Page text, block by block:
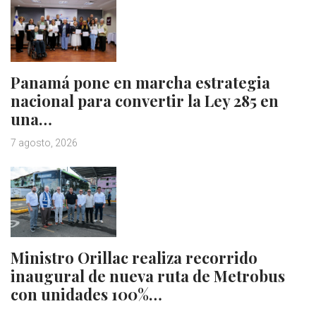
Panamá pone en marcha estrategia
nacional para convertir la Ley 285 en
una…
7 agosto, 2026
Ministro Orillac realiza recorrido
inaugural de nueva ruta de Metrobus
con unidades 100%…